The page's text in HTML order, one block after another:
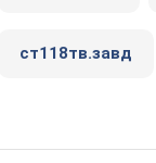
ст118тв.завд